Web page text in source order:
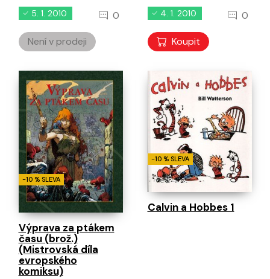
5. 1. 2010 0
Není v prodeji
4. 1. 2010 0
Koupit
-10 % SLEVA
Výprava za ptákem
času (brož.)
(Mistrovská díla
evropského
komiksu)
-10 % SLEVA
Calvin a Hobbes 1